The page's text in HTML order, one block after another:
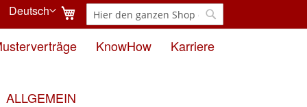
Suche
Mein Warenkorb
Sprache
Deutsch
KnowHow Karriere
ALLGEMEIN